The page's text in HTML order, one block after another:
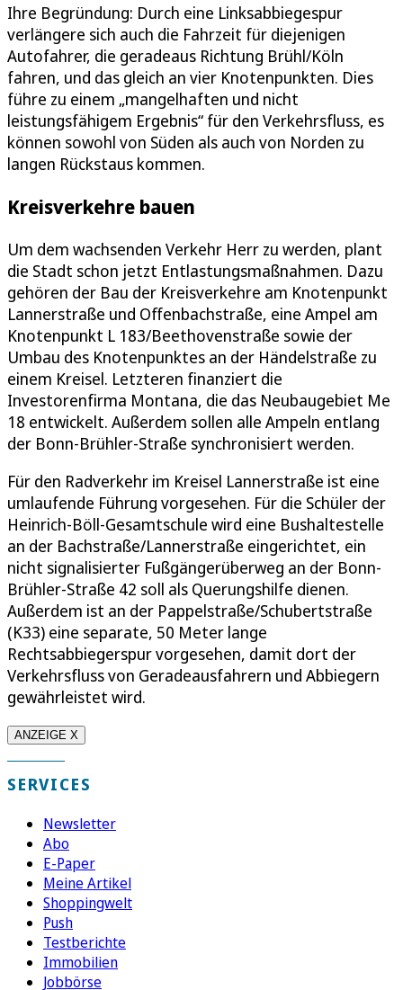
Ihre Begründung: Durch eine Linksabbiegespur
verlängere sich auch die Fahrzeit für diejenigen
Autofahrer, die geradeaus Richtung Brühl/Köln
fahren, und das gleich an vier Knotenpunkten. Dies
führe zu einem „mangelhaften und nicht
leistungsfähigem Ergebnis“ für den Verkehrsfluss, es
können sowohl von Süden als auch von Norden zu
langen Rückstaus kommen.
Kreisverkehre bauen
Um dem wachsenden Verkehr Herr zu werden, plant
die Stadt schon jetzt Entlastungsmaßnahmen. Dazu
gehören der Bau der Kreisverkehre am Knotenpunkt
Lannerstraße und Offenbachstraße, eine Ampel am
Knotenpunkt L 183/Beethovenstraße sowie der
Umbau des Knotenpunktes an der Händelstraße zu
einem Kreisel. Letzteren finanziert die
Investorenfirma Montana, die das Neubaugebiet Me
18 entwickelt. Außerdem sollen alle Ampeln entlang
der Bonn-Brühler-Straße synchronisiert werden.
Für den Radverkehr im Kreisel Lannerstraße ist eine
umlaufende Führung vorgesehen. Für die Schüler der
Heinrich-Böll-Gesamtschule wird eine Bushaltestelle
an der Bachstraße/Lannerstraße eingerichtet, ein
nicht signalisierter Fußgängerüberweg an der Bonn-
Brühler-Straße 42 soll als Querungshilfe dienen.
Außerdem ist an der Pappelstraße/Schubertstraße
(K33) eine separate, 50 Meter lange
Rechtsabbiegerspur vorgesehen, damit dort der
Verkehrsfluss von Geradeausfahrern und Abbiegern
gewährleistet wird.
ANZEIGE X
SERVICES
Newsletter
Abo
E-Paper
Meine Artikel
Shoppingwelt
Push
Testberichte
Immobilien
Jobbörse